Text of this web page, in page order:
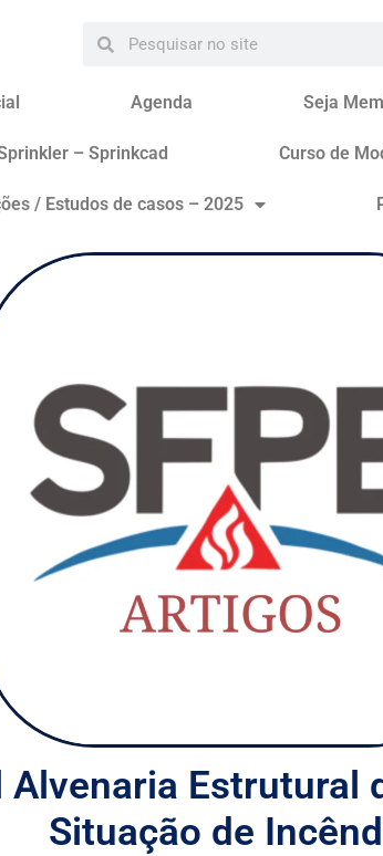
Agenda Seja
– Sprinkcad Curso de
/ Estudos de casos – 2025
Estrutural
Situação de